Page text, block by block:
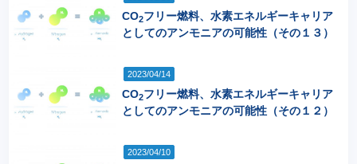
CO2フリー燃料、水素エネルギーキャリア
としてのアンモニアの可能性（その１３）
2023/04/14
CO2フリー燃料、水素エネルギーキャリア
としてのアンモニアの可能性（その１２）
2023/04/10